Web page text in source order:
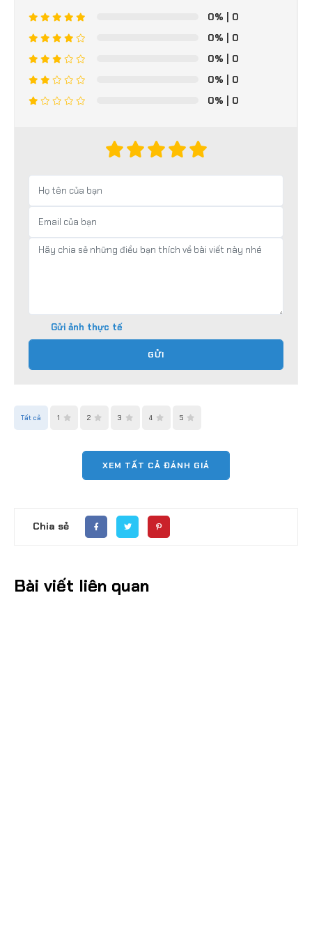
0% | 0
0% | 0
0% | 0
0% | 0
0% | 0
Gửi ảnh thực tế
GỬI
Tất cả 1 2 3 4 5
XEM TẤT CẢ ĐÁNH GIÁ
Chia sẻ
Bài viết liên quan